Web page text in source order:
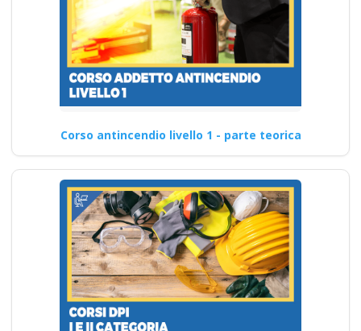
Corso antincendio livello 1 - parte teorica